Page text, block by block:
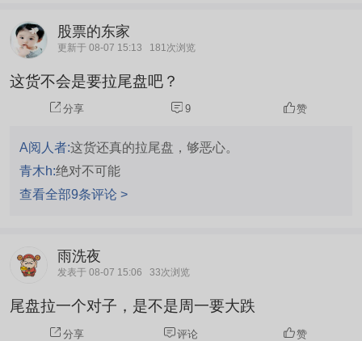
股票的东家
更新于 08-07 15:13 181次浏览
这货不会是要拉尾盘吧？
分享 9 赞
A阅人者:这货还真的拉尾盘，够恶心。
青木h:绝对不可能
查看全部9条评论 >
雨洗夜
发表于 08-07 15:06 33次浏览
尾盘拉一个对子，是不是周一要大跌
分享 评论 赞